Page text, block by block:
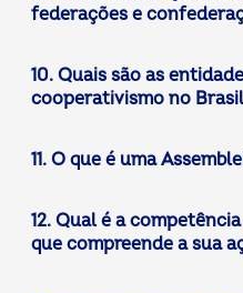
federações e
10. Quais são as
cooperativismo no
11. O que é uma
12. Qual é a
que compreende a sua